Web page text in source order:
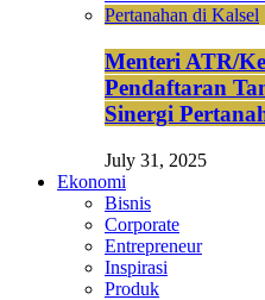
Menteri ATR/
Pendaftaran
Sinergi
July 31, 2025
Ekonomi
Bisnis
Corporate
Entrepreneur
Inspirasi
Produk